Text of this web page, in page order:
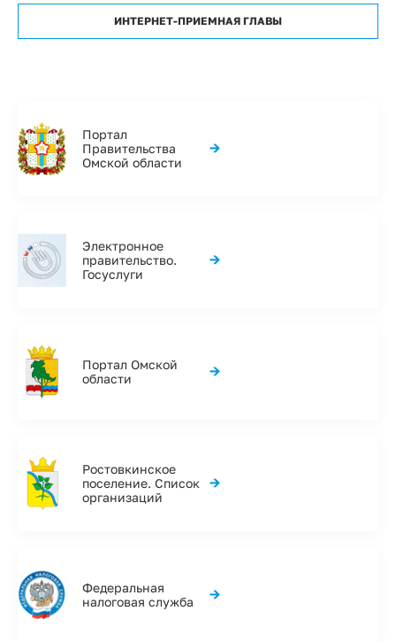
ИНТЕРНЕТ-ПРИЕМНАЯ ГЛАВЫ
Портал
Правительства
Омской области
→
Электронное
правительство.
Госуслуги
→
Портал Омской
области
→
Ростовкинское
поселение. Список
организаций
→
Федеральная
налоговая служба
→